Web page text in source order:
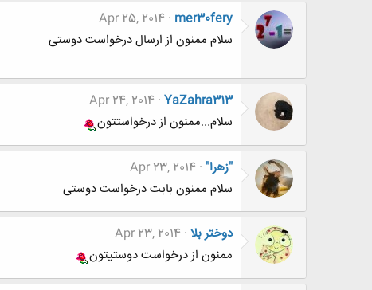
mer30fery
Apr 25, 2014
سلام ممنون از ارسال درخواست دوستی
YaZahra313
Apr 24, 2014
سلام...ممنون از درخواستتون
"زهرا" Apr 23, 2014
سلام ممنون بابت درخواست دوستی
دوختر بلا Apr 23, 2014
ممنون از درخواست دوستيتون